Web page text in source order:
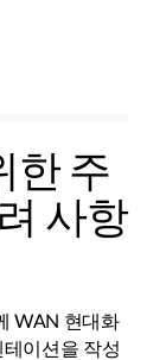
한 주
사항
WAN 현대화
이션을 작성